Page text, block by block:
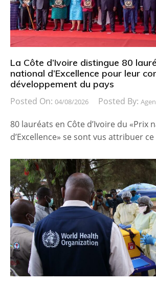
La Côte d’Ivoire distingue 80
national d’Excellence pour leur
développement du pays
Posted On: 04/08/2026 Posted By:
80 lauréats en Côte d’Ivoire du «Prix
d’Excellence» se sont vus attribuer ce